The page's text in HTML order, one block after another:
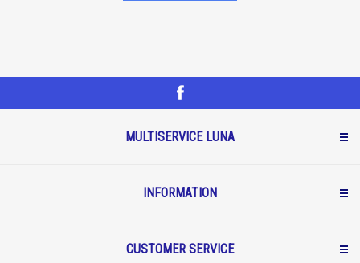
MULTISERVICE LUNA
INFORMATION
CUSTOMER SERVICE